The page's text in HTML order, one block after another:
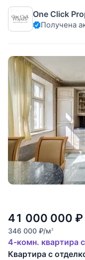
Гостиная совмещена
гардеробные.
доска. Вся сантехника
One Click
Получена
41 000 000 ₽
346 000 ₽/м2
4-комн. квартира
Квартира с